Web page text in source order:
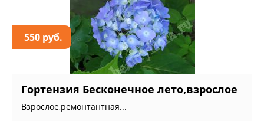
550 руб.
Гортензия Бесконечное лето,взрослое
Взрослое,ремонтантная...